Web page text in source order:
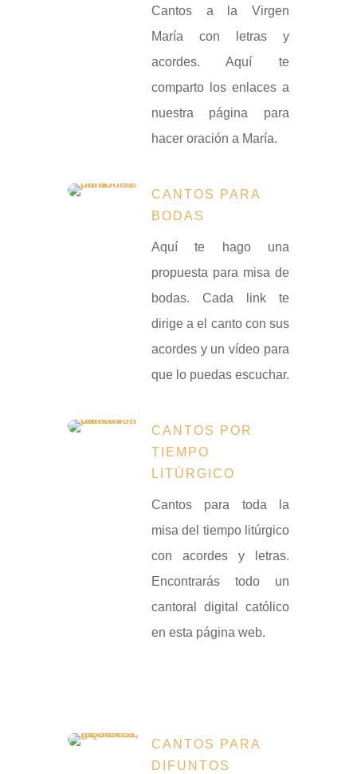
Cantos a la Virgen
María con letras y
acordes. Aquí te
comparto los enlaces a
nuestra página para
hacer oración a María.
CANTOS PARA
BODAS
Aquí te hago una
propuesta para misa de
bodas. Cada link te
dirige a el canto con sus
acordes y un vídeo para
que lo puedas escuchar.
CANTOS POR
TIEMPO
LITÚRGICO
Cantos para toda la
misa del tiempo litúrgico
con acordes y letras.
Encontrarás todo un
cantoral digital católico
en esta página web.
CANTOS PARA
DIFUNTOS